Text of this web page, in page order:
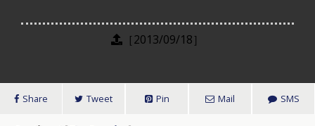
［2013/09/18］
Share Tweet Pin Mail SMS